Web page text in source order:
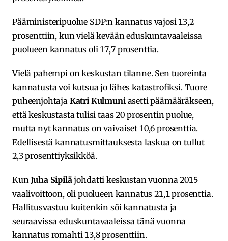
Pääministeripuolue SDP:n kannatus vajosi 13,2
prosenttiin, kun vielä kevään eduskuntavaaleissa
puolueen kannatus oli 17,7 prosenttia.
Vielä pahempi on keskustan tilanne. Sen tuoreinta
kannatusta voi kutsua jo lähes katastrofiksi. Tuore
puheenjohtaja Katri Kulmuniasetti päämääräkseen,
että keskustasta tulisi taas 20 prosentin puolue,
mutta nyt kannatus on vaivaiset 10,6 prosenttia.
Edellisestä kannatusmittauksesta laskua on tullut
2,3 prosenttiyksikköä.
KunJuha Sipiläjohdatti keskustan vuonna 2015
vaalivoittoon, oli puolueen kannatus 21,1 prosenttia.
Hallitusvastuu kuitenkin söi kannatusta ja
seuraavissa eduskuntavaaleissa tänä vuonna
kannatus romahti 13,8 prosenttiin.